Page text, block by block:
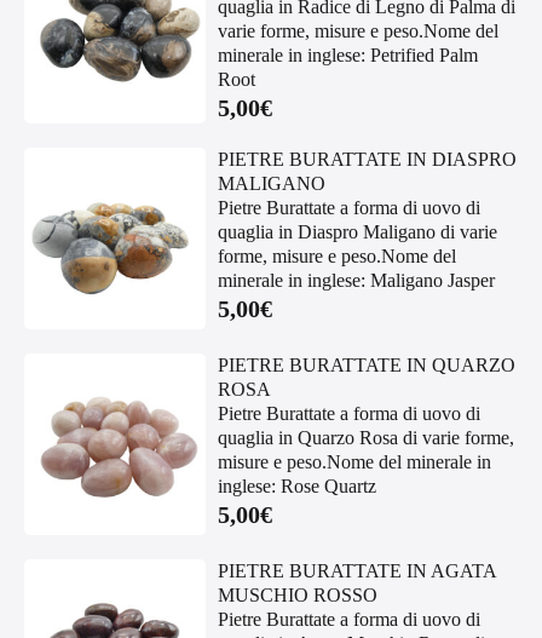
quaglia in Radice di Legno di Palma di
varie forme, misure e peso.Nome del
minerale in inglese: Petrified Palm
Root
5,00€
PIETRE BURATTATE IN DIASPRO
MALIGANO
Pietre Burattate a forma di uovo di
quaglia in Diaspro Maligano di varie
forme, misure e peso.Nome del
minerale in inglese: Maligano Jasper
5,00€
PIETRE BURATTATE IN QUARZO
ROSA
Pietre Burattate a forma di uovo di
quaglia in Quarzo Rosa di varie forme,
misure e peso.Nome del minerale in
inglese: Rose Quartz
5,00€
PIETRE BURATTATE IN AGATA
MUSCHIO ROSSO
Pietre Burattate a forma di uovo di